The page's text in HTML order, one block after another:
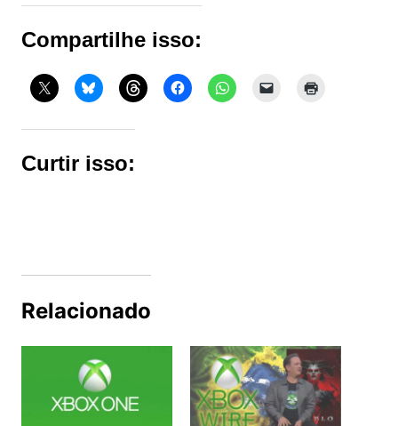
Compartilhe isso:
Curtir isso:
Relacionado